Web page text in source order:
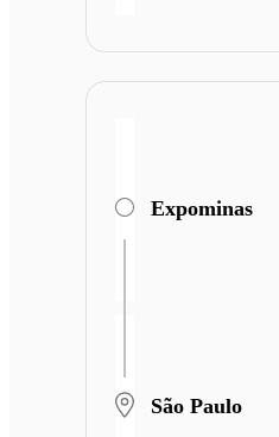
Expominas
São Paulo